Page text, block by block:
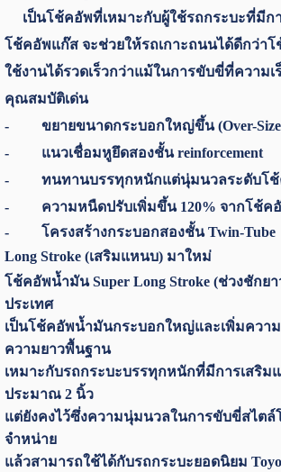
เป็นโช้คอัพที่เหมาะกับผู้ใช้รถกระบะที่มี
โช้คอัพแก๊ส จะช่วยให้รถเกาะถนนได้ดีกว่า
ใช้งานได้รวดเร็วกว่าแม้ในการขับขี่ที่ความเ
คุณสมบัติเด่น
- ขยายขนาดกระบอกใหญ่ขึ้น (Over-Size)
- แนวเชื่อมหูยึดสองชั้น reinforcement
- ทนทานบรรทุกหนักแต่นุ่มนวลระดับโช้
- ความหนืดปรับเพิ่มขึ้น 120% จากโช้ค
- โครงสร้างกระบอกสองชั้น Twin-Tube
Long Stroke (เสริมแหนบ) มาใหม่
โช้คอัพน้ำมัน Super Long Stroke (ช่วงชักย
ประเทศ
เป็นโช้คอัพน้ำมันกระบอกใหญ่และเพิ่มความ
ความยาวพื้นฐาน
เหมาะกับรถกระบะบรรทุกหนักที่มีการเสริม
ประมาณ 2 นิ้ว
แต่ยังคงไว้ซึ่งความนุ่มนวลในการขับขี่สไต
จำหน่าย
แล้วสามารถใช้ได้กับรถกระบะยอดนิยม